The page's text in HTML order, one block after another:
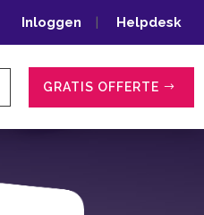
Inloggen | Helpdesk
GRATIS OFFERTE